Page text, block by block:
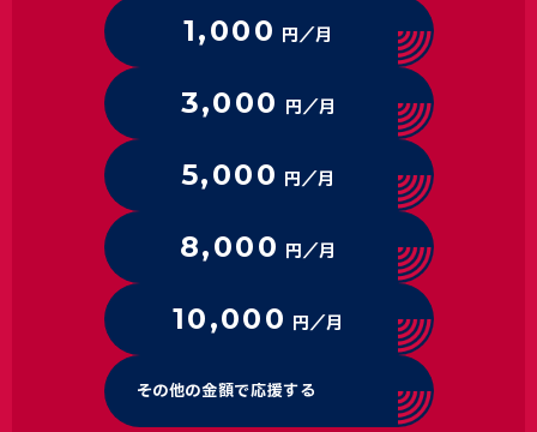
1,000 円／月
3,000 円／月
5,000 円／月
8,000 円／月
10,000 円／月
その他の金額で応援する